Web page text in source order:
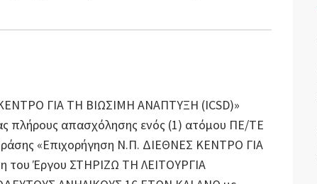
ΓΙΑ ΤΗ ΒΙΩΣΙΜΗ ΑΝΑΠΤΥΞΗ (ICSD)»
πλήρους απασχόλησης ενός (1) ατόμου ΠΕ/ΤΕ
«Επιχορήγηση Ν.Π. ΔΙΕΘΝΕΣ ΚΕΝΤΡΟ ΓΙΑ
του Έργου ΣΤΗΡΙΖΩ ΤΗ ΛΕΙΤΟΥΡΓΙΑ